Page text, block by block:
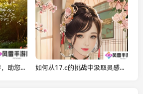
50个免费行情网站推荐，助您获取实时市场资讯与精准数据 如何从17.c的挑战中汲取灵感，重写99重中文汉字之谜？